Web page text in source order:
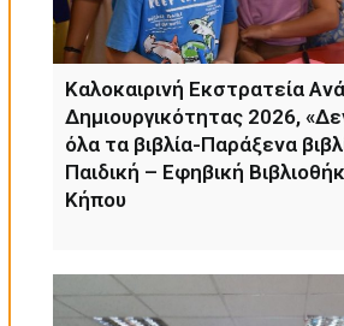
Καλοκαιρινή Εκστρατεία
Δημιουργικότητας 2026,
όλα τα βιβλία-Παράξενα
Παιδική – Εφηβική
Κήπου